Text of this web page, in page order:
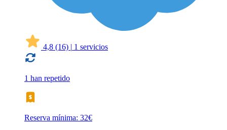
4,8 (16) | 1 servicios
1 han repetido
Reserva mínima: 32€